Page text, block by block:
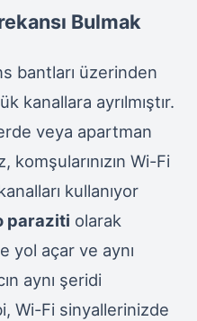
Bulmak
bantları üzerinden
kanallara ayrılmıştır.
veya apartman
komşularınızın Wi-Fi
kullanıyor
paraziti olarak
yol açar ve aynı
aynı şeridi
Wi-Fi sinyallerinizde